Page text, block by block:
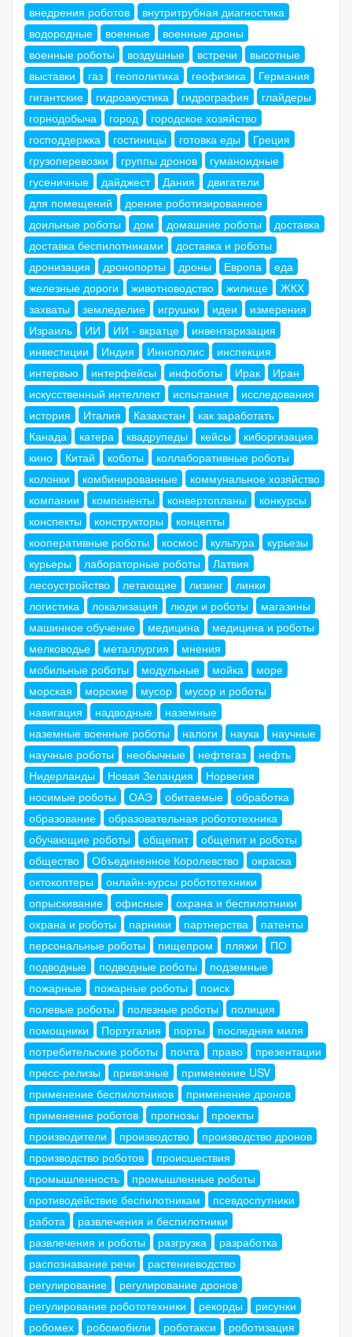
внедрения роботов
внутритрубная диагностика
водородные
военные
военные дроны
военные роботы
воздушные встречи
высотные
выставки
газ геополитика геофизика
Германия
гигантские
гидроакустика гидрография
глайдеры
горнодобыча
город
городское хозяйство
господдержка
гостиницы готовка еды
Греция
грузоперевозки
группы дронов
гуманоидные
гусеничные
дайджест Дания
двигатели
для помещений
доение роботизированное
доильные роботы
дом домашние роботы
доставка
доставка беспилотниками
доставка и роботы
дронизация
дронопорты дроны Европа
еда
железные дороги
животноводство жилище
ЖКХ
захваты
земледелие игрушки идеи
измерения
Израиль
ИИ ИИ - вкратце
инвентаризация
инвестиции
Индия Иннополис
инспекция
интервью
интерфейсы инфоботы Ирак
Иран
искусственный интеллект
испытания
исследования
история
Италия Казахстан
как заработать
Канада
катера квадрупеды кейсы
киборгизация
кино
Китай коботы
коллаборативные роботы
колонки
комбинированные
коммунальное хозяйство
компании
компоненты конвертопланы
конкурсы
конспекты
конструкторы
концепты
кооперативные роботы
космос культура
курьезы
курьеры
лабораторные роботы
Латвия
лесоустройство
летающие лизинг
линки
логистика
локализация люди и роботы
магазины
машинное обучение
медицина
медицина и роботы
мелководье
металлургия
мнения
мобильные роботы
модульные мойка
море
морская
морские мусор
мусор и роботы
навигация
надводные
наземные
наземные военные роботы
налоги наука
научные
научные роботы
необычные нефтегаз
нефть
Нидерланды
Новая Зеландия
Норвегия
носимые роботы
ОАЭ обитаемые
обработка
образование
образовательная робототехника
обучающие роботы
общепит
общепит и роботы
общество
Объединенное Королевство
окраска
октокоптеры
онлайн-курсы робототехники
опрыскивание
офисные
охрана и беспилотники
охрана и роботы
парники партнерства
патенты
персональные роботы
пищепром пляжи
ПО
подводные
подводные роботы
подземные
пожарные
пожарные роботы
поиск
полевые роботы
полезные роботы
полиция
помощники
Португалия порты
последняя миля
потребительские роботы
почта право
презентации
пресс-релизы
привязные
применение USV
применение беспилотников
применение дронов
применение роботов
прогнозы
проекты
производители
производство
производство дронов
производство роботов
происшествия
промышленность
промышленные роботы
противодействие беспилотникам
псевдоспутники
работа
развлечения и беспилотники
развлечения и роботы
разгрузка
разработка
распознавание речи
растениеводство
регулирование
регулирование дронов
регулирование робототехники
рекорды
рисунки
робомех
робомобили роботакси роботизация